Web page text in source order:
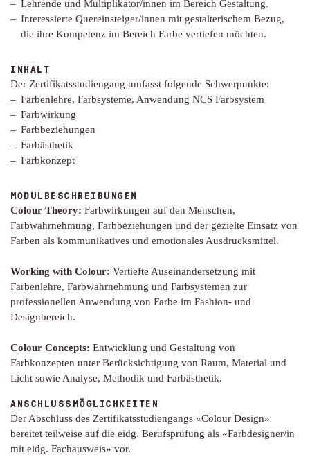
Lehrende und Multiplikator/innen im Bereich Gestaltung.
Interessierte Quereinsteiger/innen mit gestalterischem Bezug,
die ihre Kompetenz im Bereich Farbe vertiefen möchten.
INHALT
Der Zertifikatsstudiengang umfasst folgende Schwerpunkte:
Farbenlehre, Farbsysteme, Anwendung NCS Farbsystem
Farbwirkung
Farbbeziehungen
Farbästhetik
Farbkonzept
MODULBESCHREIBUNGEN
Colour Theory: Farbwirkungen auf den Menschen,
Farbwahrnehmung, Farbbeziehungen und der gezielte Einsatz von
Farben als kommunikatives und emotionales Ausdrucksmittel.
Working with Colour: Vertiefte Auseinandersetzung mit
Farbenlehre, Farbwahrnehmung und Farbsystemen zur
professionellen Anwendung von Farbe im Fashion- und
Designbereich.
Colour Concepts: Entwicklung und Gestaltung von
Farbkonzepten unter Berücksichtigung von Raum, Material und
Licht sowie Analyse, Methodik und Farbästhetik.
ANSCHLUSSMÖGLICHKEITEN
Der Abschluss des Zertifikatsstudiengangs «Colour Design»
bereitet teilweise auf die eidg. Berufsprüfung als «Farbdesigner/in
mit eidg. Fachausweis» vor.